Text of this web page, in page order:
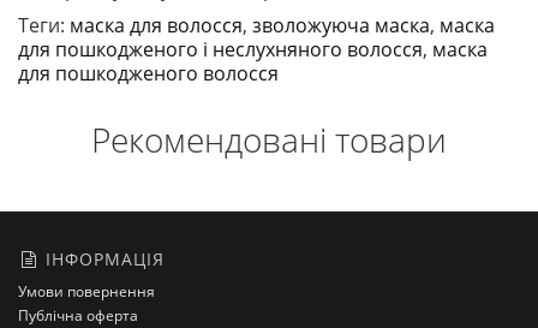
Теги: маска для волосся, зволожуюча маска, маска
для пошкодженого і неслухняного волосся, маска
для пошкодженого волосся
Рекомендовані товари
ІНФОРМАЦІЯ
Умови повернення
Публічна оферта